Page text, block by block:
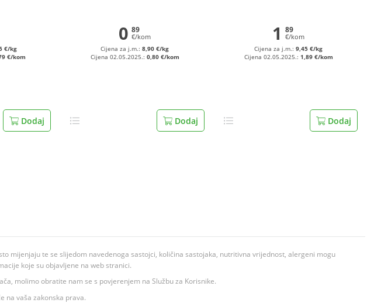
€/kg
€/kom
Dodaj
0 89
€/kom
Cijena za j.m.:8,90 €/kg
Cijena 02.05.2025.: 0,80 €/kom
Dodaj
1 89
€/kom
Cijena za j.m.:9,45 €/kg
Cijena 02.05.2025.: 1,89 €/kom
Dodaj
mijenjaju te se slijedom navedenoga sastojci, količina sastojaka, nutritivna vrijednost, alergeni mogu
koje su objavljene na web stranici.
molimo obratite nam se s povjerenjem na Službu za Korisnike.
na vaša zakonska prava.